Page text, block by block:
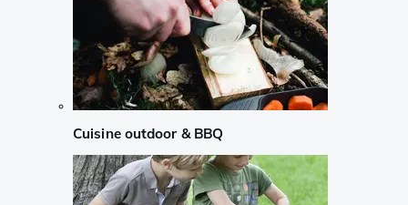
Cuisine outdoor & BBQ